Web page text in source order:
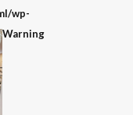
wp-
Warning